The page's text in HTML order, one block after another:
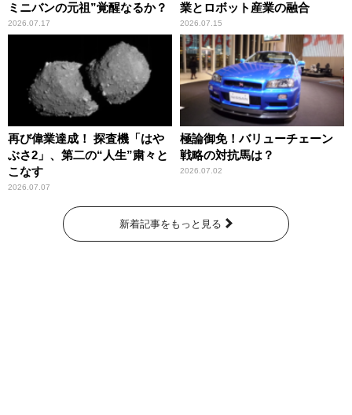
ミニバンの元祖”覚醒なるか？
2026.07.17
業とロボット産業の融合
2026.07.15
再び偉業達成！ 探査機「はや
ぶさ2」、第二の“人生”粛々と
こなす
2026.07.07
極論御免！バリューチェーン
戦略の対抗馬は？
2026.07.02
新着記事をもっと見る